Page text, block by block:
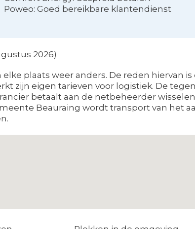
Poweo: Goed bereikbare klantendienst
2026)
plaats weer anders. De reden hiervan is
zijn eigen tarieven voor logistiek. De
betaalt aan de netbeheerder
Beauraing wordt transport van het